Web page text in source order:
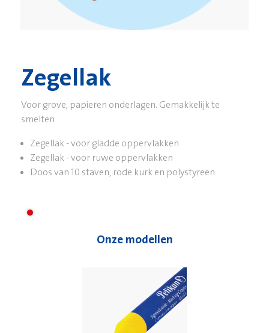
Zegellak
Voor grove, papieren onderlagen. Gemakkelijk te
smelten
Zegellak - voor gladde oppervlakken
Zegellak - voor ruwe oppervlakken
Doos van 10 staven, rode kurk en polystyreen
Onze modellen